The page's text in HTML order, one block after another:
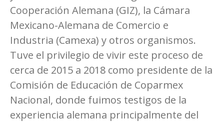
Cooperación Alemana (GIZ), la Cámara
Mexicano-Alemana de Comercio e
Industria (Camexa) y otros organismos.
Tuve el privilegio de vivir este proceso de
cerca de 2015 a 2018 como presidente de la
Comisión de Educación de Coparmex
Nacional, donde fuimos testigos de la
experiencia alemana principalmente del